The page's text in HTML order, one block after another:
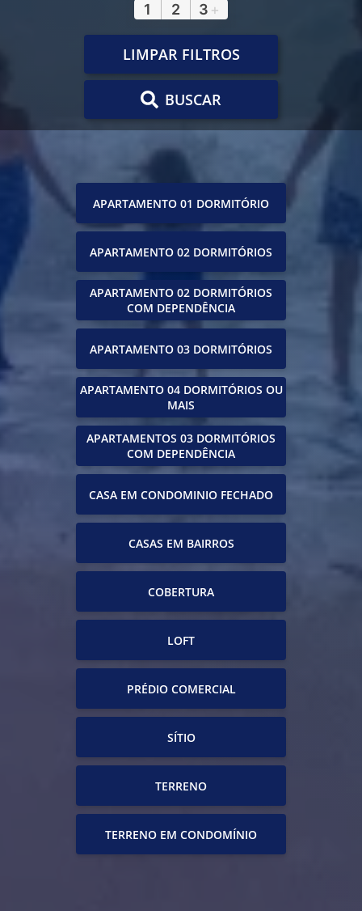
1 2 3 +
LIMPAR FILTROS
BUSCAR
APARTAMENTO 01 DORMITÓRIO
APARTAMENTO 02 DORMITÓRIOS
APARTAMENTO 02 DORMITÓRIOS
COM DEPENDÊNCIA
APARTAMENTO 03 DORMITÓRIOS
APARTAMENTO 04 DORMITÓRIOS OU
MAIS
APARTAMENTOS 03 DORMITÓRIOS
COM DEPENDÊNCIA
CASA EM CONDOMINIO FECHADO
CASAS EM BAIRROS
COBERTURA
LOFT
PRÉDIO COMERCIAL
SÍTIO
TERRENO
TERRENO EM CONDOMÍNIO